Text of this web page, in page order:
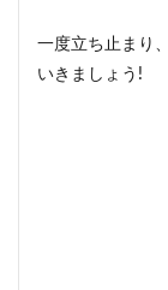
一度立ち止まり
いきましょう!